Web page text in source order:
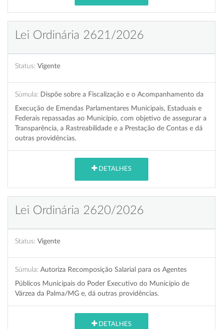
Lei Ordinária 2621/2026
Status: Vigente
Súmula: Dispõe sobre a Fiscalização e o Acompanhamento da
Execução de Emendas Parlamentares Municipais, Estaduais e
Federais repassadas ao Município, com objetivo de assegurar a
Transparência, a Rastreabilidade e a Prestação de Contas e dá
outras providências.
DETALHES
Lei Ordinária 2620/2026
Status: Vigente
Súmula: Autoriza Recomposição Salarial para os Agentes
Públicos Municipais do Poder Executivo do Município de
Várzea da Palma/MG e, dá outras providências.
DETALHES